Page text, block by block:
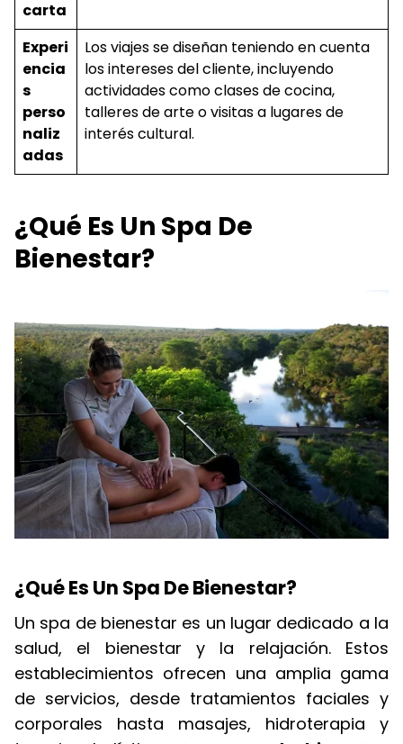
carta
Experi
encia
s
perso
naliz
adas
Los viajes se diseñan teniendo en cuenta
los intereses del cliente, incluyendo
actividades como clases de cocina,
talleres de arte o visitas a lugares de
interés cultural.
¿Qué Es Un Spa De
Bienestar?
¿Qué Es Un Spa De Bienestar?
Un spa de bienestar es un lugar dedicado a la
salud, el bienestar y la relajación. Estos
establecimientos ofrecen una amplia gama
de servicios, desde tratamientos faciales y
corporales hasta masajes, hidroterapia y